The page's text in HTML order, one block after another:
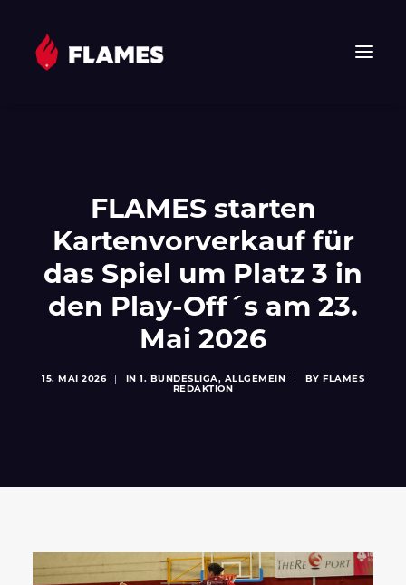
JUGEND
VEREIN
SPONSOREN & PARTNER
FLAMES starten
Kartenvorverkauf für
das Spiel um Platz 3 in
den Play-Off´s am 23.
Mai 2026
15. MAI 2026 IN 1. BUNDESLIGA, ALLGEMEIN BY FLAMES
REDAKTION